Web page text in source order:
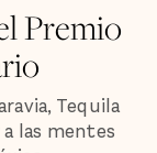
Premio
Tequila
las mentes